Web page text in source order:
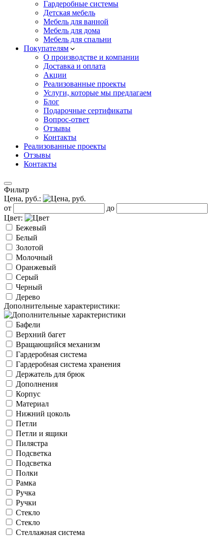
Гардеробные системы
Детская мебель
Мебель для ванной
Мебель для дома
Мебель для спальни
Покупателям
О производстве и компании
Доставка и оплата
Акции
Реализованные проекты
Услуги, которые мы предлагаем
Блог
Подарочные сертификаты
Вопрос-ответ
Отзывы
Контакты
Реализованные проекты
Отзывы
Контакты
Фильтр
Цена, руб.:
от
до
Цвет:
Бежевый
Белый
Золотой
Молочный
Оранжевый
Серый
Черный
Дерево
Дополнительные характеристики:
Бафели
Верхний багет
Вращающийся механизм
Гардеробная система
Гардеробная система хранения
Держатель для брюк
Дополнения
Корпус
Материал
Нижний цоколь
Петли
Петли и ящики
Пилястра
Подсветка
Подсветка
Полки
Рамка
Ручка
Ручки
Стекло
Стекло
Стеллажная система